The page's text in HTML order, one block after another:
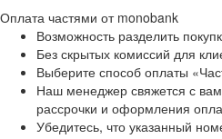
Оплата частями от monobank
Возможность разделить
Без скрытых комиссий для
Выберите способ оплаты
Наш менеджер свяжется с
рассрочки и оформления
Убедитесь, что указанный